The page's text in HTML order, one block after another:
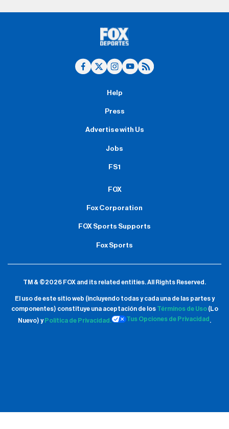
Help
Press
Advertise with Us
Jobs
FS1
FOX
Fox Corporation
FOX Sports Supports
Fox Sports
TM & ©2026 FOX and its related entities.All Rights Reserved.
El uso de este sitio web (incluyendo todas y cada una de las partes y
componentes) constituye una aceptación de los Términos de Uso(Lo
Nuevo) y Política de Privacidad. Tus Opciones de Privacidad .